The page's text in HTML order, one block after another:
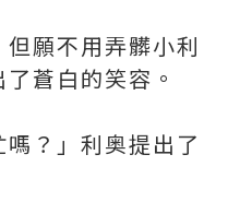
但願不用弄髒小利
蒼白的笑容。
嗎？」利奥提出了